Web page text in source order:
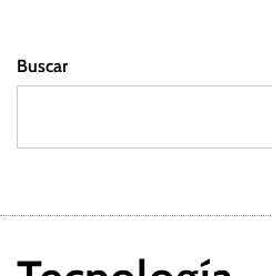
s
Buscar